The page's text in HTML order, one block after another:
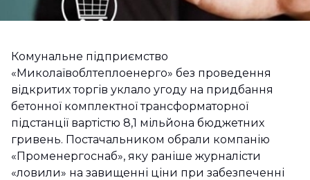
Комунальне підприємство
«Миколаївоблтеплоенерго» без проведення
відкритих торгів уклало угоду на придбання
бетонної комплектної трансформаторної
підстанції вартістю 8,1 мільйона бюджетних
гривень. Постачальником обрали компанію
«Променергоснаб», яку раніше журналісти
«ловили» на завищенні ціни при забезпеченні